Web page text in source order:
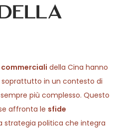
n
della Cina hanno
in un contesto di
sempre più complesso. Questo
affronta le sfide
strategia politica che integra